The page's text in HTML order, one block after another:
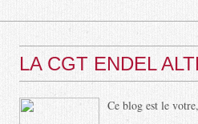
LA CGT ENDEL
Ce blog est le